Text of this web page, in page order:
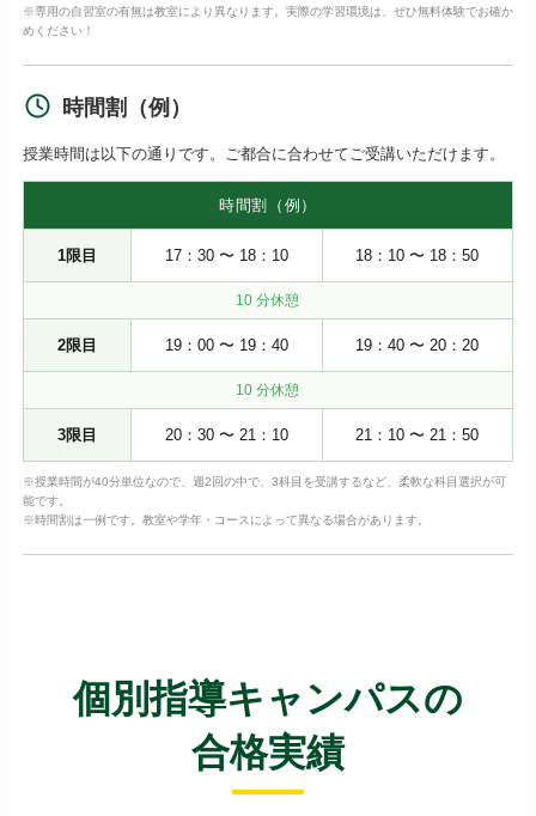
※専用の自習室の有無は教室により異なります。実際の学習環境は、ぜひ無料体験でお確か
めください！
時間割（例）
授業時間は以下の通りです。ご都合に合わせてご受講いただけます。
時間割（例）
1限目 17：30 〜 18：10 18：10 〜 18：50
10 分休憩
2限目 19：00 〜 19：40 19：40 〜 20：20
10 分休憩
3限目 20：30 〜 21：10 21：10 〜 21：50
※授業時間が40分単位なので、週2回の中で、3科目を受講するなど、柔軟な科目選択が可
能です。
※時間割は一例です。教室や学年・コースによって異なる場合があります。
個別指導キャンパスの
合格実績